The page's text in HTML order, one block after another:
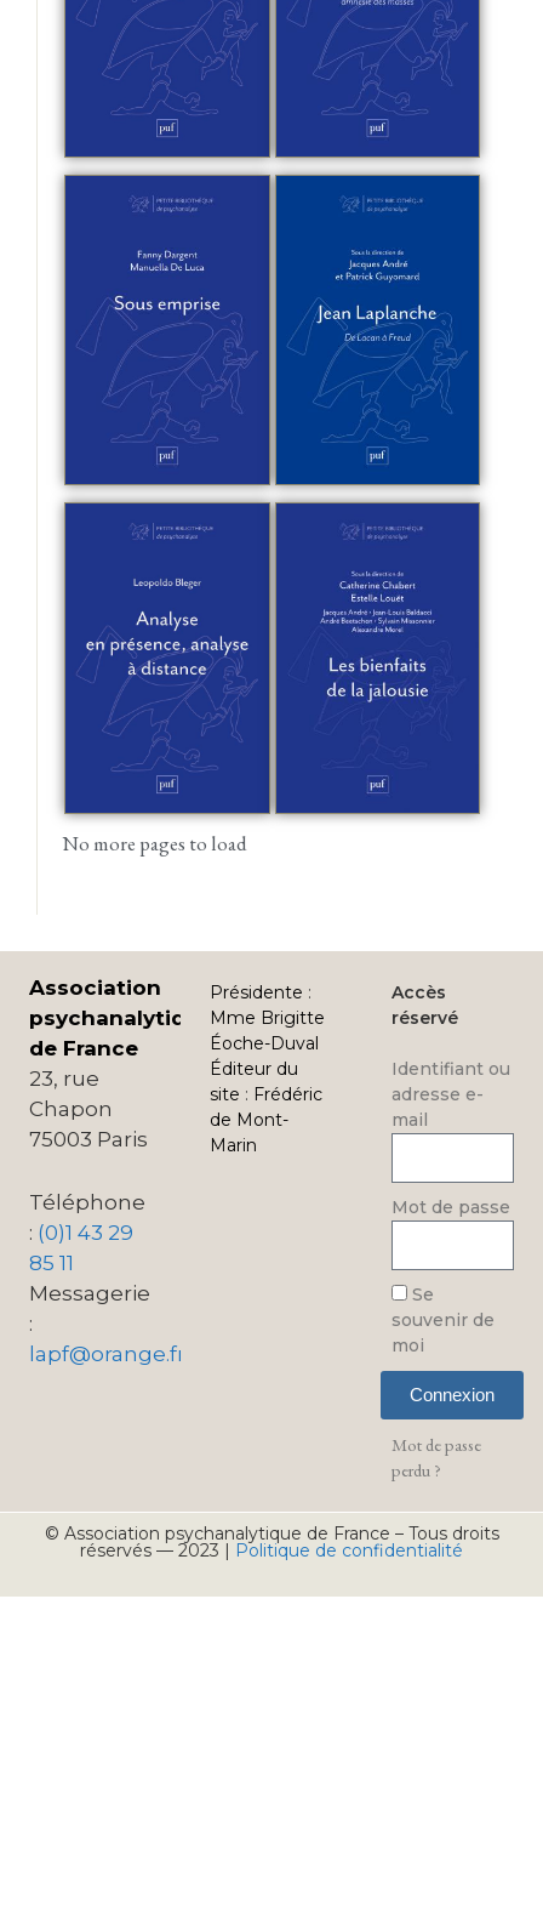
No more pages to load
Association
psychanalytique
de France
23, rue
Chapon
75003 Paris
Téléphone
: (0)1 43 29
85 11
Messagerie
:
lapf@orange.fr
Présidente :
Mme Brigitte
Éoche-Duval
Éditeur du
site : Frédéric
de Mont-
Marin
Accès
réservé
Identifiant ou
adresse e-
mail
Mot de passe
Se
souvenir de
moi
Connexion
Mot de passe
perdu ?
© Association psychanalytique de France – Tous droits
réservés — 2023 | Politique de confidentialité